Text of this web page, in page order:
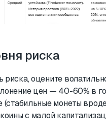
риска
оцените
цен — 40-60% в
(стабильные монеты
с малой